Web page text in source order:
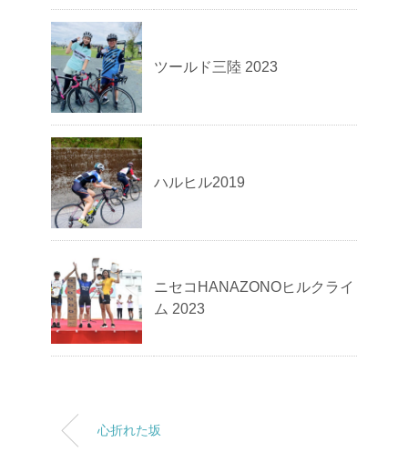
ツールド三陸 2023
ハルヒル2019
ニセコHANAZONOヒルクライ
ム 2023
心折れた坂